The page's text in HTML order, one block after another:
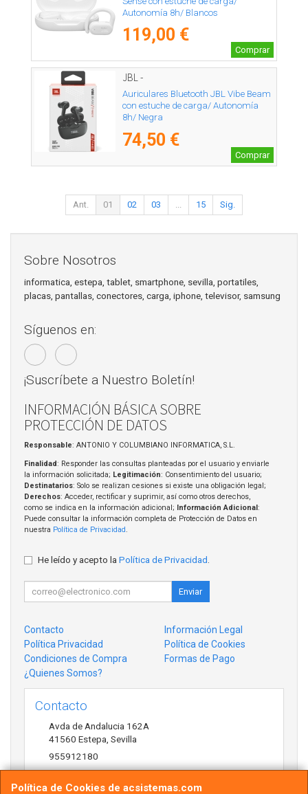
Autonomía 8h/ Blancos
119,00 €
Comprar
JBL -
Auriculares Bluetooth JBL Vibe Beam
con estuche de carga/ Autonomía
8h/ Negra
74,50 €
Comprar
Ant. 01 02 03 15 Sig.
Política de Cookies de acsistemas.com
Sobre Nosotros
informatica, estepa, tablet, smartphone, sevilla, portatiles,
placas, pantallas, conectores, carga, iphone, televisor, samsung
Síguenos en:
¡Suscríbete a Nuestro Boletín!
INFORMACIÓN BÁSICA SOBRE
PROTECCIÓN DE DATOS
Responsable: ANTONIO Y COLUMBIANO INFORMATICA, S.L.
Finalidad: Responder las consultas planteadas por el usuario y enviarle
la información solicitada; Legitimación: Consentimiento del usuario;
Destinatarios: Solo se realizan cesiones si existe una obligación legal;
Derechos: Acceder, rectificar y suprimir, así como otros derechos,
como se indica en la información adicional; Información Adicional:
Puede consultar la información completa de Protección de Datos en
nuestra Política de Privacidad.
He leído y acepto laPolítica de Privacidad.
Enviar
Contacto
Información Legal
Política Privacidad
Política de Cookies
Condiciones de Compra
Formas de Pago
¿Quienes Somos?
Contacto
Avda de Andalucia 162A
41560 Estepa, Sevilla
955912180
antonio@acsistemas.com